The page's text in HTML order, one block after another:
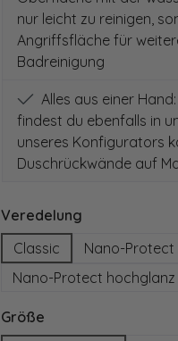
nur leicht zu reinigen,
Angriffsfläche für
Badreinigung
Alles aus einer
findest du ebenfalls in
unseres Konfigurators
Duschrückwände auf
Veredelungauswählen
Classic
Nano-
Nano-Protect hochglanz
Größeauswählen